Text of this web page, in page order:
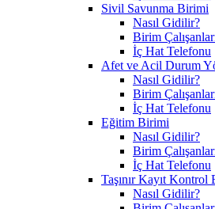
Sivil Savunma Birimi
Nasıl Gidilir?
Birim
İç Hat Telefonu
Afet ve Acil Durum
Nasıl Gidilir?
Birim
İç Hat Telefonu
Eğitim Birimi
Nasıl Gidilir?
Birim
İç Hat Telefonu
Taşınır Kayıt Kontrol
Nasıl Gidilir?